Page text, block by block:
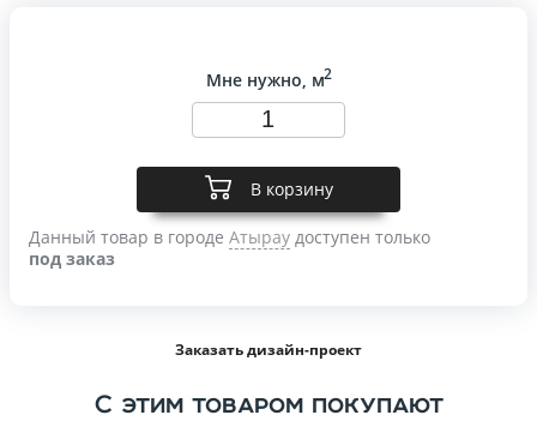
Мне нужно, м2
В корзину
Данный товар в городе Атырау доступен только
под заказ
Заказать дизайн-проект
С этим товаром покупают